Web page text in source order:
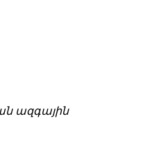
ազգային